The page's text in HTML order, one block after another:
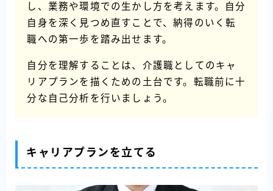
し、業務や環境での生かし方を考えます。自分
自身を深く見つめ直すことで、納得のいく転
職への第一歩を踏み出せます。
自分を理解することは、介護職としてのキャ
リアプランを描くための土台です。転職前に十
分な自己分析を行いましょう。
キャリアプランを立てる